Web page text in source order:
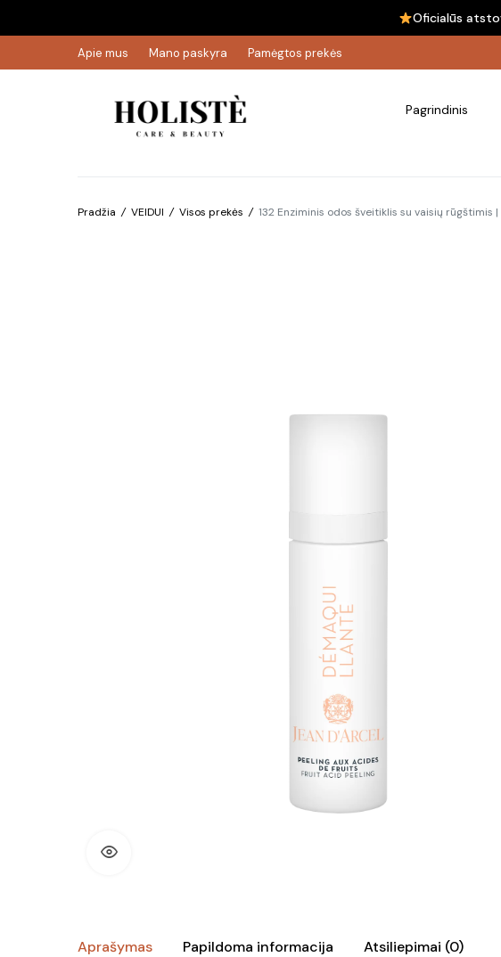
Oficialūs
Apie mus Mano paskyra Pamėgtos prekės
Pagrindinis
Pradžia / VEIDUI / Visos prekės / 132 Enziminis odos šveitiklis su vaisių rūgštimis
Aprašymas Papildoma informacija Atsiliepimai (0)